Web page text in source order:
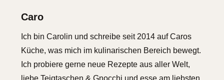
Caro
Ich bin Carolin und schreibe seit 2014 auf Caros
Küche, was mich im kulinarischen Bereich bewegt.
Ich probiere gerne neue Rezepte aus aller Welt,